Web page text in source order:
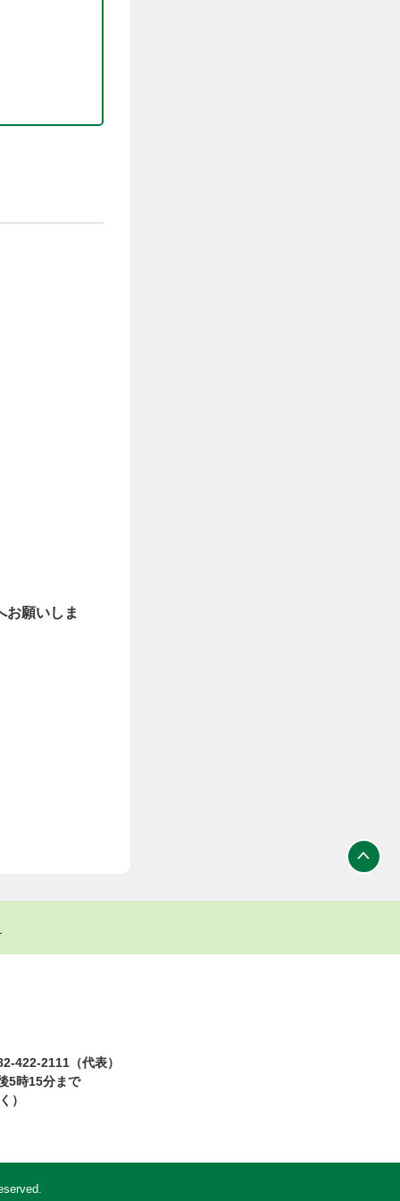
お願いしま
422-2111（代表）
5時15分まで
）